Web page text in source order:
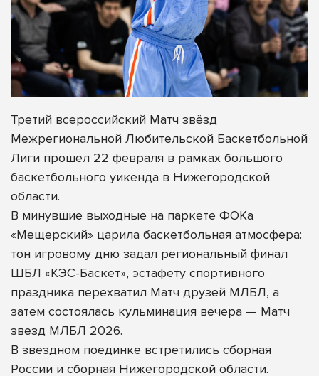
Третий всероссийский Матч звёзд
Межрегиональной Любительской Баскетбольной
Лиги прошел 22 февраля в рамках большого
баскетбольного уикенда в Нижегородской
области.
В минувшие выходные на паркете ФОКа
«Мещерский» царила баскетбольная атмосфера:
тон игровому дню задал региональный финал
ШБЛ «КЭС-Баскет», эстафету спортивного
праздника перехватил Матч друзей МЛБЛ, а
затем состоялась кульминация вечера — Матч
звезд МЛБЛ 2026.
В звездном поединке встретились сборная
России и сборная Нижегородской области.